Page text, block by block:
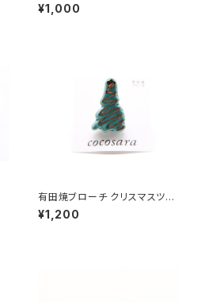
¥1,000
有田焼ブローチ クリスマスツリ
ー 4
¥1,200